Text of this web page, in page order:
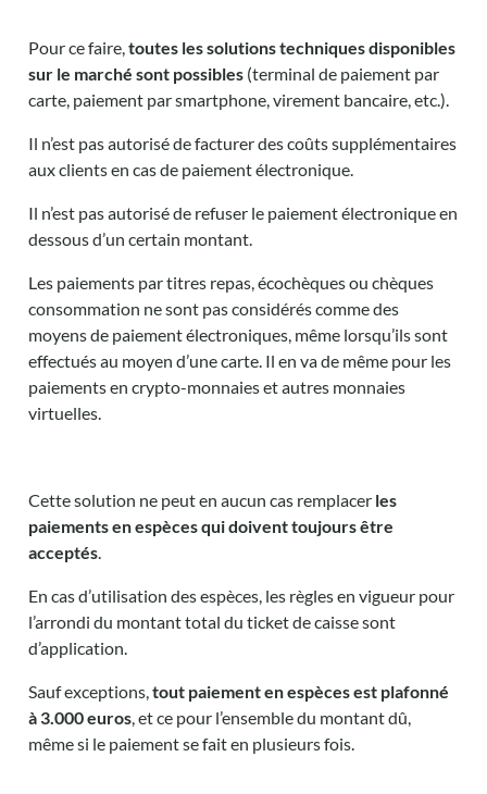
Pour ce faire,toutes les solutions techniques disponibles
sur le marché sont possibles (terminal de paiement par
carte, paiement par smartphone, virement bancaire, etc.).
Il n’est pas autorisé de facturer des coûts supplémentaires
aux clients en cas de paiement électronique.
Il n’est pas autorisé de refuser le paiement électronique en
dessous d’un certain montant.
Les paiements par titres repas, écochèques ou chèques
consommation ne sont pas considérés comme des
moyens de paiement électroniques, même lorsqu’ils sont
effectués au moyen d’une carte. Il en va de même pour les
paiements en crypto-monnaies et autres monnaies
virtuelles.
Cette solution ne peut en aucun cas remplacer les
paiements en espèces qui doivent toujours être
acceptés.
En cas d’utilisation des espèces, les règles en vigueur pour
l’arrondi du montant total du ticket de caisse sont
d’application.
Sauf exceptions,tout paiement en espèces est plafonné
à 3.000 euros, et ce pour l’ensemble du montant dû,
même si le paiement se fait en plusieurs fois.